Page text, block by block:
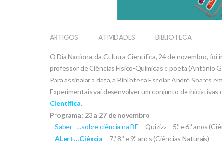
ARTIGOS ATIVIDADES BIBLIOTECA
O Dia Nacional da Cultura Científica, 24 de novembro,
professor de Ciências Físico-Químicas e poeta (António
Para assinalar a data, a Biblioteca Escolar André Soares
Experimentais vai desenvolver um conjunto de iniciativas
Científica.
Programa: 23 a 27 de novembro
– Saber+…sobre ciência na BE – Quizizz – 5.º e 6.º anos
– ALer+…Ciência – 7.º, 8.º e 9.º anos (Ciências Naturais)